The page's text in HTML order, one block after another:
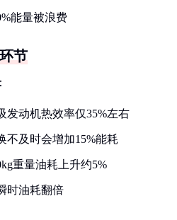
能量被浪费
节
发动机热效率仅35%左右
不及时会增加15%能耗
重量油耗上升约5%
时油耗翻倍